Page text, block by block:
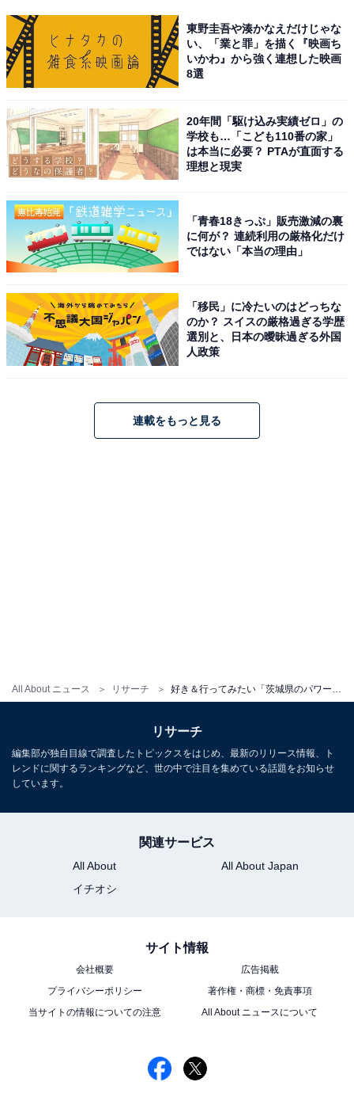
All About ニュース リサーチ
取材などのリポート記事も担当。All AboutおよびAll
About ニュースでのライター歴は6年。
9位までの全ランキング結果を見
る
好き＆行ってみたい「埼玉県のパワースポッ
東野圭吾や湊かなえだけじゃな
い、「業と罪」を描く『映画ち
いかわ』から強く連想した映画
8選
20年間「駆け込み実績ゼロ」の
学校も…「こども110番の家」
は本当に必要？ PTAが直面する
理想と現実
「青春18きっぷ」販売激減の裏
に何が？ 連続利用の厳格化だけ
ではない「本当の理由」
「移民」に冷たいのはどっちな
のか？ スイスの厳格過ぎる学歴
選別と、日本の曖昧過ぎる外国
人政策
連載をもっと見る
リサーチ
編集部が独自目線で調査したトピックスをはじめ、最新のリリース情報、ト
レンドに関するランキングなど、世の中で注目を集めている話題をお知らせ
しています。
関連サービス
All About
All About Japan
イチオシ
サイト情報
会社概要
広告掲載
プライバシーポリシー
著作権・商標・免責事項
当サイトの情報についての注意
All About ニュースについて